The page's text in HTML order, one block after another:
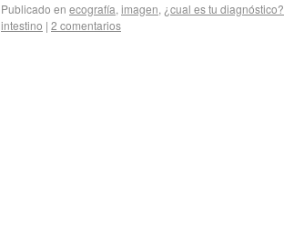
Publicado en ecografía, imagen, ¿cual es tu diagnóstico?
intestino | 2 comentarios